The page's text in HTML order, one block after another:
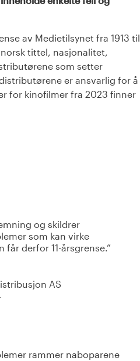
av Medietilsynet fra 1913 til
tittel, nasjonalitet,
som setter
er ansvarlig for å
for kinofilmer fra 2023 finner
og skildrer
som kan virke
får derfor 11-årsgrense.
AS
rammer naboparene